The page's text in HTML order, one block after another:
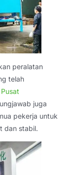
peralatan
telah
Pusat
juga
pekerja untuk
dan stabil.